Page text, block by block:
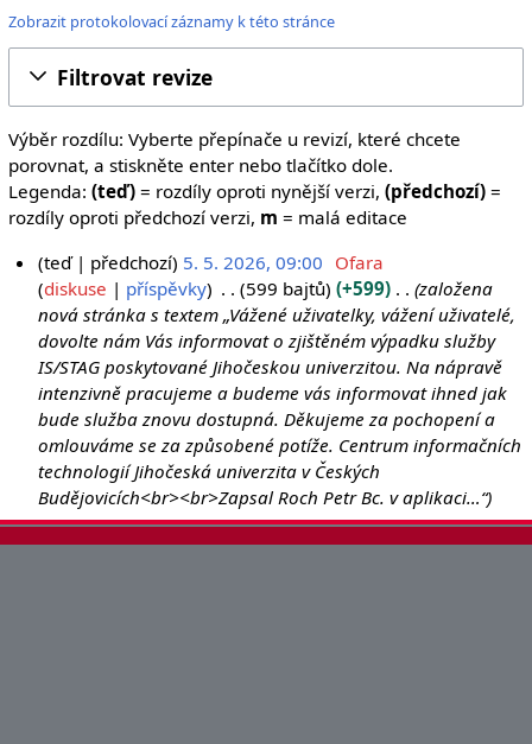
Zobrazit protokolovací záznamy k této stránce
Filtrovat revize
Výběr rozdílu: Vyberte přepínače u revizí, které chcete
porovnat, a stiskněte enter nebo tlačítko dole.
Legenda: (teď)= rozdíly oproti nynější verzi, (předchozí)=
rozdíly oproti předchozí verzi, m = malá editace
teď předchozí 5. 5. 2026, 09:00 Ofara
diskuse
příspěvky 599 bajtů +599
založena
nová stránka s textem „Vážené uživatelky, vážení uživatelé,
dovolte nám Vás informovat o zjištěném výpadku služby
IS/STAG poskytované Jihočeskou univerzitou. Na nápravě
intenzivně pracujeme a budeme vás informovat ihned jak
bude služba znovu dostupná. Děkujeme za pochopení a
omlouváme se za způsobené potíže. Centrum informačních
technologií Jihočeská univerzita v Českých
Budějovicích<br><br>Zapsal Roch Petr Bc. v aplikaci…“